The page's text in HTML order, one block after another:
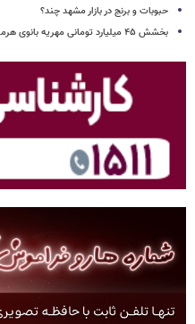
حبوبات و برنج در بازار مشهد چند؟
بخشش ۴۵ میلیارد تومانی مهریه بانوی هرمزگانی برای آزادی یک زندانی